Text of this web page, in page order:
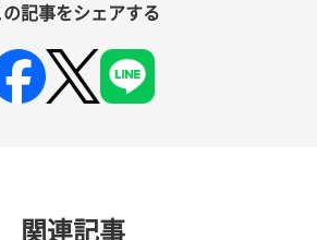
の記事をシェアする
関連記事